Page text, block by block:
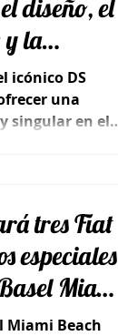
diseño, el
la
icónico DS
una
singular en el
tres Fiat
especiales
Miami
Miami Beach